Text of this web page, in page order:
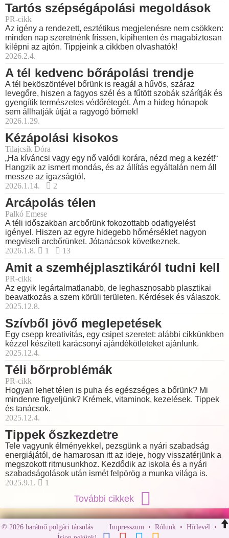
Tartós szépségápolási megoldások
PR-cikk
Az igény a rendezett, esztétikus megjelenésre nem csökken:
minden nap szeretnénk frissen, kipihenten és magabiztosan
kilépni az ajtón. Tippjeink a cikkben olvashatók!
2026.2.4.
A tél kedvenc bőrápolási trendje
A tél beköszöntével bőrünk is reagál a hűvös, száraz
levegőre, hiszen a fagyos szél és a fűtött szobák szárítják és
gyengítik természetes védőrétegét. Ám a hideg hónapok
sem állhatják útját a ragyogó bőrnek!
2026.1.29.
Kézápolási kisokos
Tilajcsík Dóra
„Ha kíváncsi vagy egy nő valódi korára, nézd meg a kezét!“
Hangzik az ismert mondás, és az állítás egyáltalán nem áll
messze az igazságtól.
2026.1.14.
2
Arcápolás télen
Palkó Emese
A téli időszakban arcbőrünk fokozottabb odafigyelést
igényel. Hiszen az egyre hidegebb hőmérséklet nagyon
megviseli arcbőrünket. Jótanácsok következnek.
2026.1.8.
1 13
Amit a szemhéjplasztikáról tudni kell
PR-cikk
Az egyik legártalmatlanabb, de leghasznosabb plasztikai
beavatkozás a szem körüli területen. Kérdések és válaszok.
2025.12.8.
Szívből jövő meglepetések
Egy csepp kreativitás, egy csipet szeretet: alábbi cikkünkben
kézzel készített karácsonyi ajándékötleteket ajánlunk.
2025.12.4.
Téli bőrproblémák
PR-cikk
Hogyan lehet télen is puha és egészséges a bőrünk? Mi
mindenre figyeljünk? Krémek, vitaminok, kezelések. Tippek
és tanácsok.
2025.12.4.
Tippek őszkezdetre
Tele vagyunk élményekkel, pezsgünk a nyári szabadság
energiájától, de hamarosan itt az ideje, hogy visszatérjünk a
megszokott ritmusunkhoz. Kezdődik az iskola és a nyári
szabadságolások után ismét felpörög a munka világa is.
2025.9.1.
1
További cikkek
© 2026 barátnő polgári társulás Impresszum • Rólunk• Hírlevél •